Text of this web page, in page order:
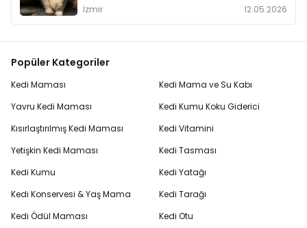
İzmir
12.05.2026
Popüler Kategoriler
Kedi Maması
Yavru Kedi Maması
Kısırlaştırılmış Kedi Maması
Yetişkin Kedi Maması
Kedi Kumu
Kedi Konservesi & Yaş Mama
Kedi Ödül Maması
Kedi Mama ve Su Kabı
Kedi Kumu Koku Giderici
Kedi Vitamini
Kedi Tasması
Kedi Yatağı
Kedi Tarağı
Kedi Otu